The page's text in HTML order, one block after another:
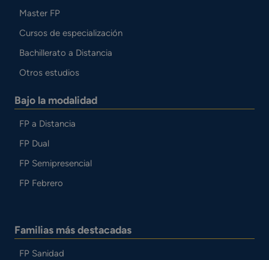
Master FP
Cursos de especialización
Bachillerato a Distancia
Otros estudios
Bajo la modalidad
FP a Distancia
FP Dual
FP Semipresencial
FP Febrero
Familias más destacadas
FP Sanidad